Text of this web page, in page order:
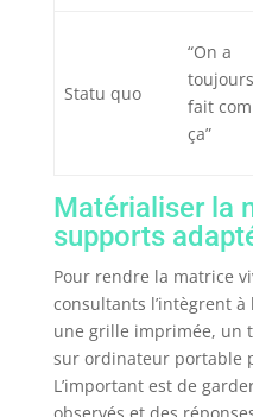
Statu quo
“On a
toujours
fait
ça”
Matérialiser la
supports
Pour rendre la matrice
consultants l’intègrent
une grille imprimée, un
sur ordinateur portable
L’important est de